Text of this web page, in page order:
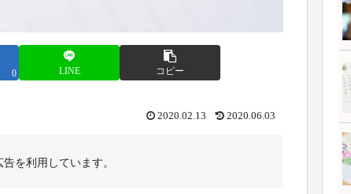
0 LINE コピー
2020.02.13 2020.06.03
を利用しています。